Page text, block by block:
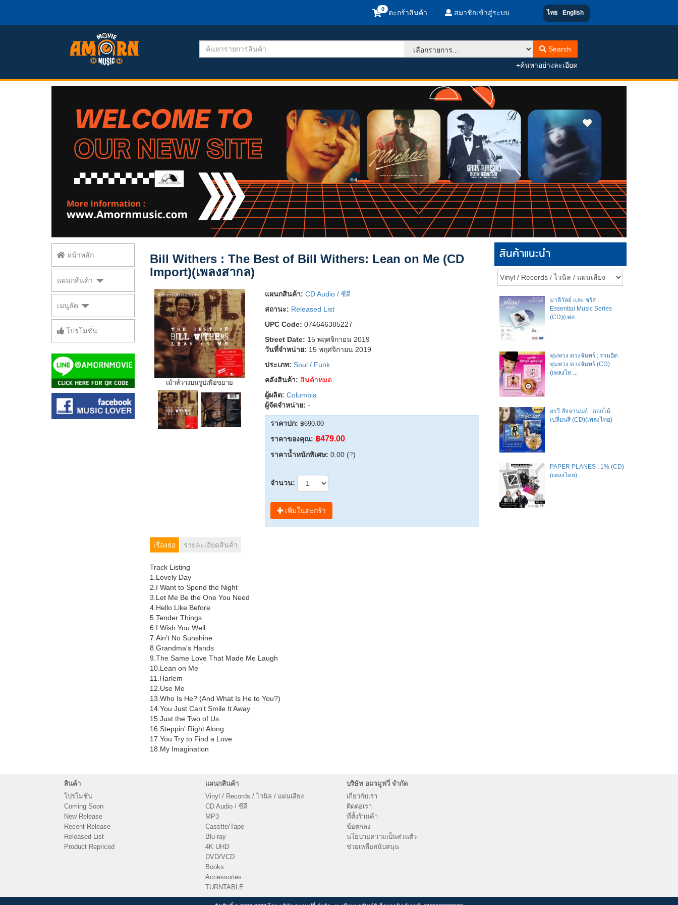
ตะกร้าสินค้า สมาชิกเข้าสู่ระบบ ไทย English
Search
+ค้นหาอย่างละเอียด
หน้าหลัก
แผนกสินค้า
เมนูลัด
โปรโมชั่น
Bill Withers : The Best of Bill Withers: Lean on Me (CD
Import)(เพลงสากล)
เม้าส์วางบนรูปเพิ่อขยาย
แผนกสินค้า: CD Audio / ซีดี
สถานะ: Released List
UPC Code: 074646385227
Street Date: 15 พฤศจิกายน 2019
วันที่จำหน่าย: 15 พฤศจิกายน 2019
ประเภท: Soul / Funk
คลังสินค้า: สินค้าหมด
ผู้ผลิต: Columbia
ผู้จัดจำหน่าย: -
ราคาปก: ฿690.00
ราคาของคุณ: ฿479.00
ราคาน้ำหนักพิเศษ: 0.00 (?)
จำนวน:
เพิ่มในตะกร้า
เรื่องย่อ รายละเอียดสินค้า
Track Listing
1.Lovely Day
2.I Want to Spend the Night
3.Let Me Be the One You Need
4.Hello Like Before
5.Tender Things
6.I Wish You Well
7.Ain't No Sunshine
8.Grandma's Hands
9.The Same Love That Made Me Laugh
10.Lean on Me
11.Harlem
12.Use Me
13.Who Is He? (And What Is He to You?)
14.You Just Can't Smile It Away
15.Just the Two of Us
16.Steppin' Right Along
17.You Try to Find a Love
18.My Imagination
สินค้าแนะนำ
มาลีวัลย์​ และ​ ชรัส​ :
Essential Music Series
(CD)(เพล ...
พุ่มพวง ดวงจันทร์ : รวมฮิต
พุ่มพวง ดวงจันทร์ (CD)
(เพลงไท ...
อรวี สัจจานนท์ : ดอกไม้
เปลี่ยนสี (CD)(เพลงไทย)
PAPER PLANES : 1% (CD)
(เพลงไทย)
สินค้า
โปรโมชั่น
Coming Soon
New Release
Recent Release
Released List
Product Repriced
แผนกสินค้า
Vinyl / Records / ไวนิล / แผ่นเสียง
CD Audio / ซีดี
MP3
Casstte/Tape
Blu-ray
4K UHD
DVD/VCD
Books
Accessories
TURNTABLE
บริษัท อมรมูฟวี่ จำกัด
เกี่ยวกับเรา
ติดต่อเรา
ที่ตั้งร้านค้า
ข้อตกลง
นโยบายความเป็นส่วนตัว
ช่วยเหลือสนับสนุน